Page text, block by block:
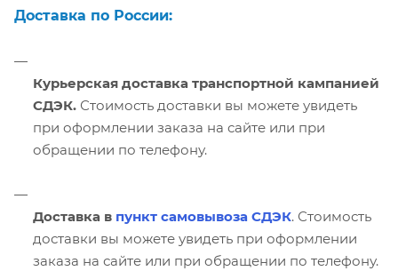
Доставка по России:
Курьерская доставка транспортной кампанией
СДЭК. Стоимость доставки вы можете увидеть
при оформлении заказа на сайте или при
обращении по телефону.
Доставка в пункт самовывоза СДЭК. Стоимость
доставки вы можете увидеть при оформлении
заказа на сайте или при обращении по телефону.